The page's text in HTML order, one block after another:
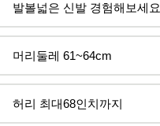
발볼넓은 신발 경험해보세요
머리둘레 61~64cm
허리 최대68인치까지